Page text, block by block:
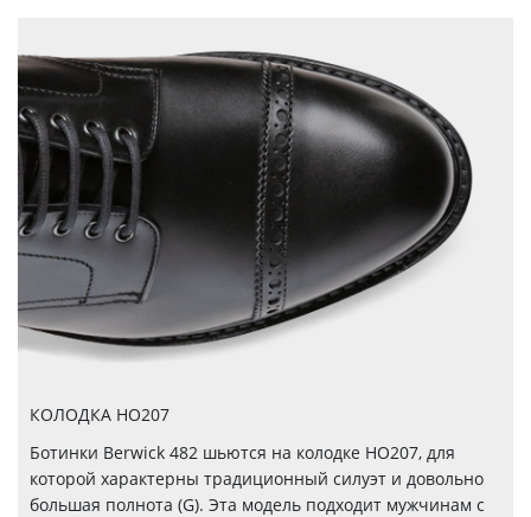
КОЛОДКА HO207
Ботинки Berwick 482 шьются на колодке НО207, для
которой характерны традиционный силуэт и довольно
большая полнота (G). Эта модель подходит мужчинам с